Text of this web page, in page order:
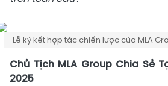
Lễ ký kết hợp tác chiến lược của MLA
Chủ Tịch MLA Group Chia Sẻ
2025